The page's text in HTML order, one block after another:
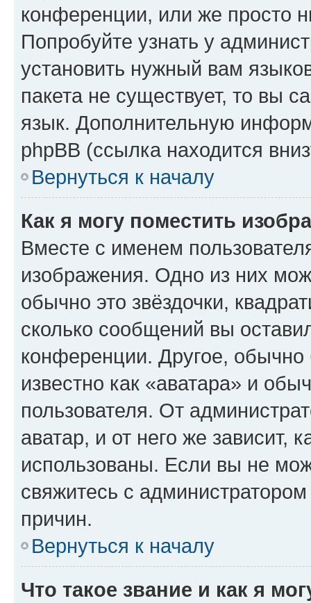
конференции, или же просто
Попробуйте узнать у
установить нужный вам
пакета не существует, то вы
язык. Дополнительную
phpBB (ссылка находится
Вернуться к началу
Как я могу поместить
Вместе с именем
изображения. Одно из них
обычно это звёздочки,
сколько сообщений вы
конференции. Другое,
известно как «аватара» и
пользователя. От
аватар, и от него же зависит,
использованы. Если вы не
свяжитесь с
причин.
Вернуться к началу
Что такое звание и как я